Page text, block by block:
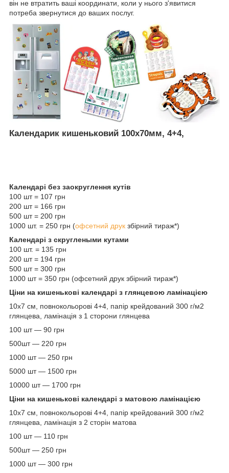
він не втратить ваші координати, коли у нього з'явитися
потреба звернутися до ваших послуг.
Календарик кишеньковий 100х70мм, 4+4,
Календарі без заокруглення кутів
100 шт = 107 грн
200 шт = 166 грн
500 шт = 200 грн
1000 шт. = 250 грн (офсетний друк збірний тираж*)
Календарі з скруглеными кутами
100 шт. = 135 грн
200 шт = 194 грн
500 шт = 300 грн
1000 шт = 350 грн (офсетний друк збірний тираж*)
Ціни на кишенькові календарі з глянцевою ламінацією
10х7 см, повнокольорові 4+4, папір крейдований 300 г/м2
глянцева, ламінація з 1 сторони глянцева
100 шт ― 90 грн
500шт ― 220 грн
1000 шт ― 250 грн
5000 шт ― 1500 грн
10000 шт ― 1700 грн
Ціни на кишенькові календарі з матовою ламінацією
10х7 см, повнокольорові 4+4, папір крейдований 300 г/м2
глянцева, ламінація з 2 сторін матова
100 шт ― 110 грн
500шт ― 250 грн
1000 шт ― 300 грн